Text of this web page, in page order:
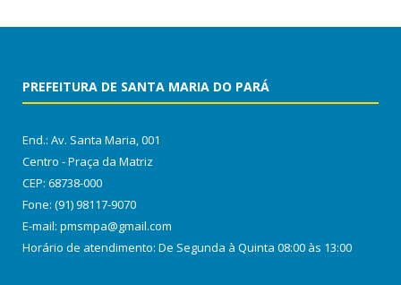
PREFEITURA DE SANTA MARIA DO PARÁ
End.: Av. Santa Maria, 001
Centro - Praça da Matriz
CEP: 68738-000
Fone: (91) 98117-9070
E-mail: pmsmpa@gmail.com
Horário de atendimento: De Segunda à Quinta 08:00 às 13:00